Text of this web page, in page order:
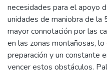
necesidades para el apoyo
unidades de maniobra de la
mayor connotación por las
en las zonas montañosas,
preparación y un constante
vencer estos obstáculos.